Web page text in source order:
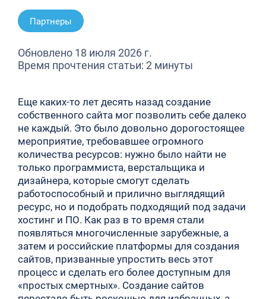
Партнеры
Обновлено 18 июля 2026 г.
Время прочтения статьи: 2 минуты
Еще каких-то лет десять назад создание
собственного сайта мог позволить себе далеко
не каждый. Это было довольно дорогостоящее
мероприятие, требовавшее огромного
количества ресурсов: нужно было найти не
только программиста, верстальщика и
дизайнера, которые смогут сделать
работоспособный и прилично выглядящий
ресурс, но и подобрать подходящий под задачи
хостинг и ПО. Как раз в то время стали
появляться многочисленные зарубежные, а
затем и российские платформы для создания
сайтов, призванные упростить весь этот
процесс и сделать его более доступным для
«простых смертных». Создание сайтов